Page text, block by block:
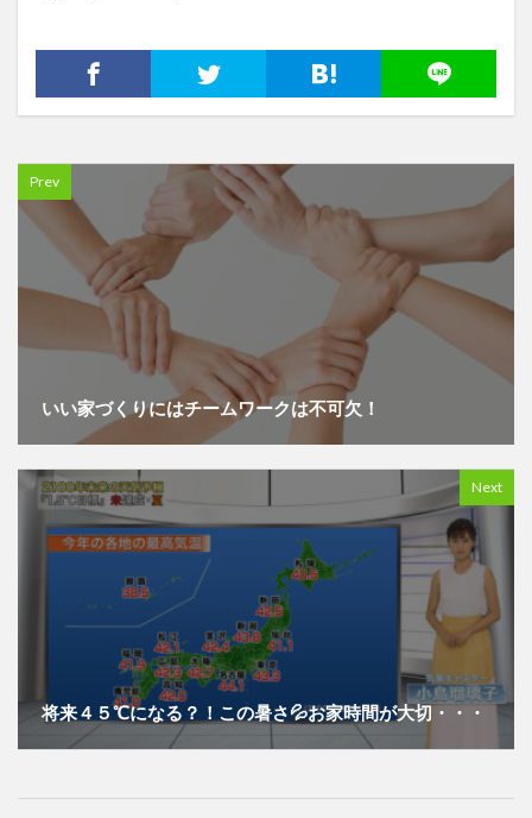
Prev
いい家づくりにはチームワークは不可欠！
Next
将来４５℃になる？！この暑さ💦お家時間が大切・・・